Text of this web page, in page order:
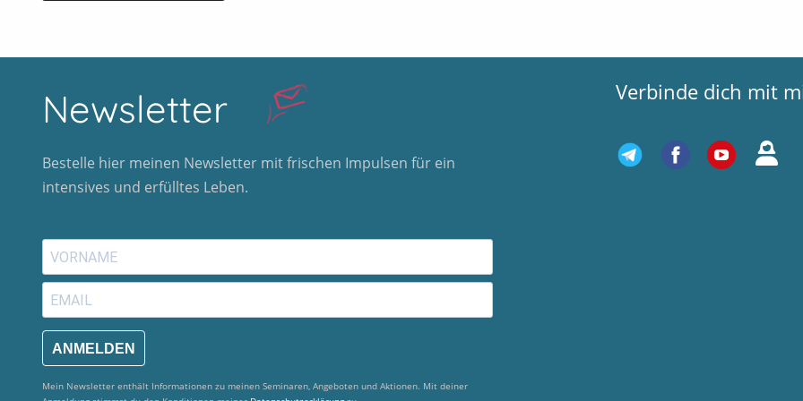
Newsletter
Bestelle hier meinen Newsletter mit frischen Impulsen für ein
intensives und erfülltes Leben.
ANMELDEN
Mein Newsletter enthält Informationen zu meinen Seminaren, Angeboten und Aktionen. Mit deiner
Verbinde dich mit